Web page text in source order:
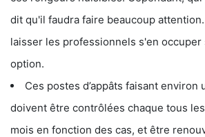
dit qu'il faudra faire beaucoup
laisser les professionnels s'en
option.
Ces postes d’appâts faisant environ
doivent être contrôlées chaque tous
mois en fonction des cas, et être